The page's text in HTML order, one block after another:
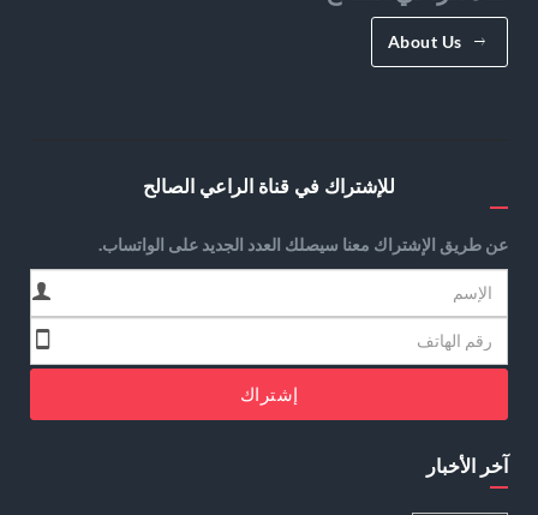
About Us
للإشتراك في قناة الراعي الصالح
عن طريق الإشتراك معنا سيصلك العدد الجديد على الواتساب.
إشتراك
آخر الأخبار